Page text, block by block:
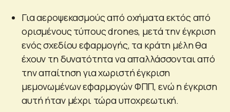
Για αεροψεκασμούς από οχήματα εκτός από
ορισμένους τύπους drones, μετά την έγκριση
ενός σχεδίου εφαρμογής, τα κράτη μέλη θα
έχουν τη δυνατότητα να απαλλάσσονται από
την απαίτηση για χωριστή έγκριση
μεμονωμένων εφαρμογών ΦΠΠ, ενώ η έγκριση
αυτή ήταν μέχρι τώρα υποχρεωτική.